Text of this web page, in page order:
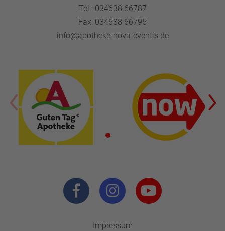
Tel.: 034638 66787
Fax: 034638 66795
info@apotheke-nova-eventis.de
Impressum